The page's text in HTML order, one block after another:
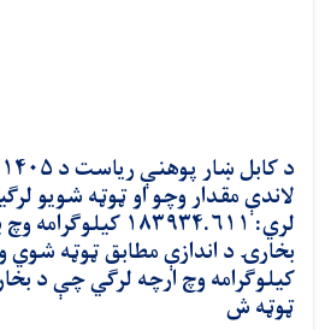
لاندې مقدار وچو او ټوټه شویو لرګیو
لري: ۱۸۳۹۳۴.۶۱۱
کیلوګرامه وچ ارچه لرګي چې د
ټوټه ش